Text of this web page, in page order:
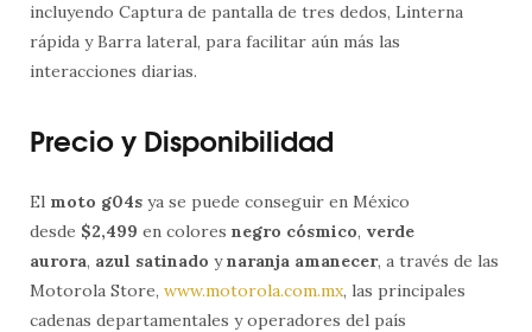
incluyendo Captura de pantalla de tres dedos, Linterna
rápida y Barra lateral, para facilitar aún más las
interacciones diarias.
Precio y Disponibilidad
El moto g04s ya se puede conseguir en México
desde $2,499 en colores negro cósmico, verde
aurora, azul satinado ynaranja amanecer, a través de las
Motorola Store, www.motorola.com.mx, las principales
cadenas departamentales y operadores del país